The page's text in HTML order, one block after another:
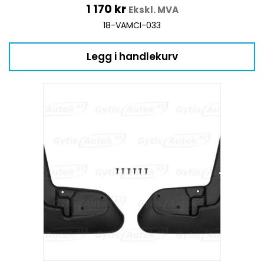
1 170 kr Ekskl. MVA
18-VAMCI-033
Legg i handlekurv